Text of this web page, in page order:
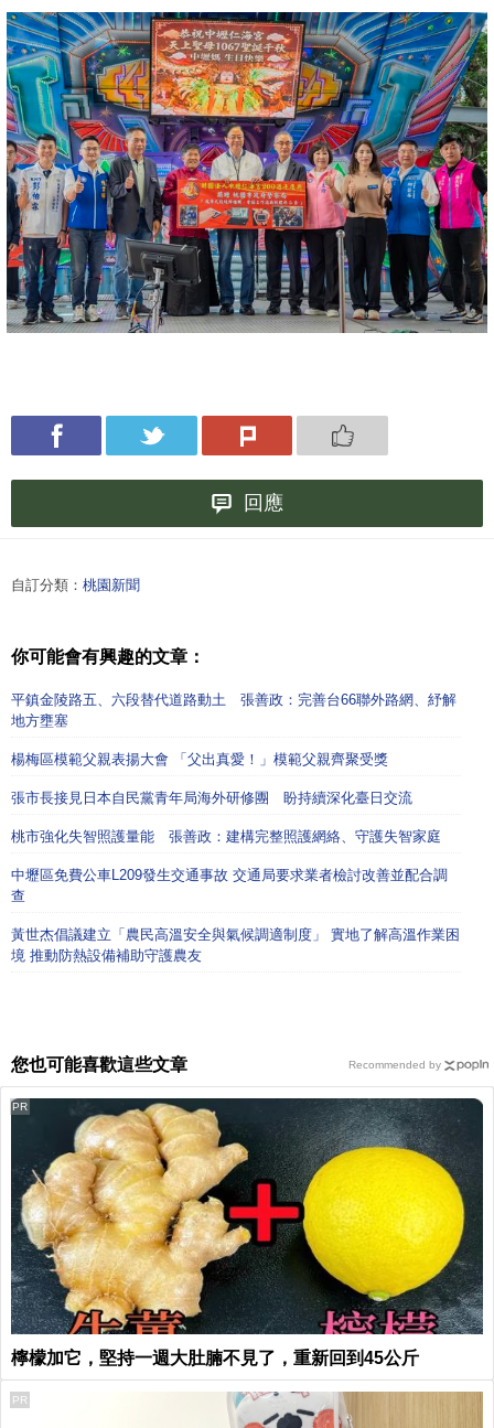
回應
自訂分類： 桃園新聞
你可能會有興趣的文章：
平鎮金陵路五、六段替代道路動土 張善政：完善台66聯外路網、紓解
地方壅塞
楊梅區模範父親表揚大會 「父出真愛！」模範父親齊聚受獎
張市長接見日本自民黨青年局海外研修團 盼持續深化臺日交流
桃市強化失智照護量能 張善政：建構完整照護網絡、守護失智家庭
中壢區免費公車L209發生交通事故 交通局要求業者檢討改善並配合調
查
黃世杰倡議建立「農民高溫安全與氣候調適制度」 實地了解高溫作業困
境 推動防熱設備補助守護農友
您也可能喜歡這些文章
檸檬加它，堅持一週大肚腩不見了，重新回到45公斤
PR
PR
Recommended by